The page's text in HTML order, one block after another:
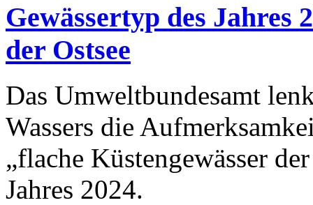
Gewässertyp des Jahres
der Ostsee
Das Umweltbundesamt
Wassers die
„flache Küstengewässer
Jahres 2024.